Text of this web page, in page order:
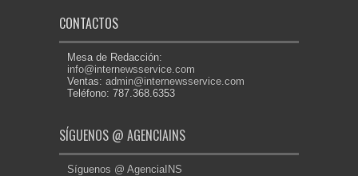
CONTACTOS
Mesa de Redacción:
info@internewsservice.com
Ventas: admin@internewsservice.com
Teléfono: 787.368.6353
SÍGUENOS @ AGENCIAINS
Síguenos @ AgenciaINS